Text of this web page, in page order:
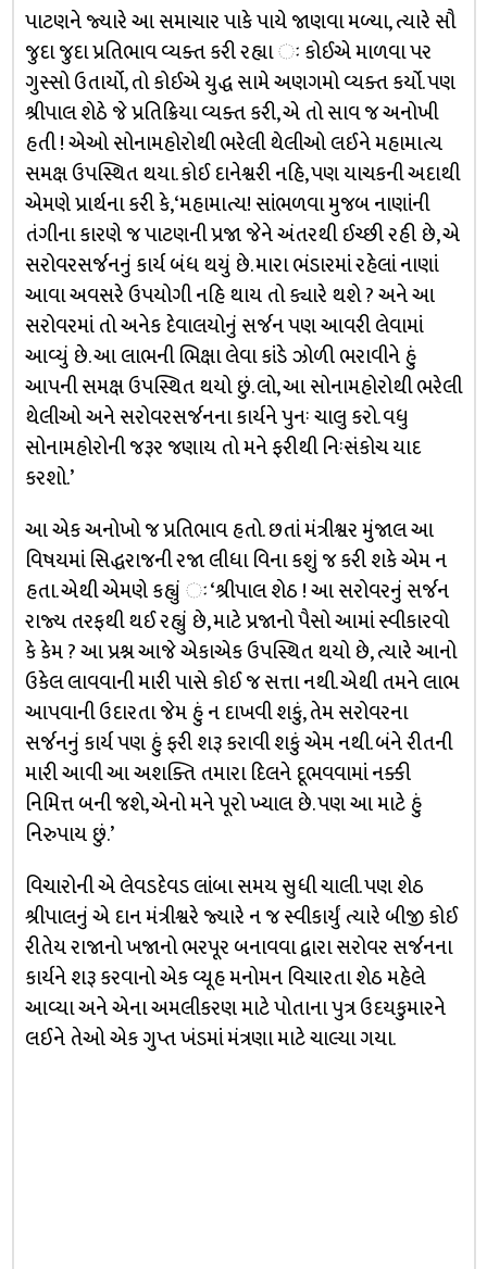
પાટણને જ્યારે આ સમાચાર પાકે પાયે જાણવા મળ્યા, ત્યારે સૌ
જુદા જુદા પ્રતિભાવ વ્યક્ત કરી રહ્યા ઃ કોઈએ માળવા પર
ગુસ્સો ઉતાર્યો, તો કોઈએ યુદ્ધ સામે અણગમો વ્યક્ત કર્યો. પણ
શ્રીપાલ શેઠે જે પ્રતિક્રિયા વ્યક્ત કરી, એ તો સાવ જ અનોખી
હતી ! એઓ સોનામહોરોથી ભરેલી થેલીઓ લઈને મહામાત્ય
સમક્ષ ઉપસ્થિત થયા. કોઈ દાનેશ્વરી નહિ, પણ યાચકની અદાથી
એમણે પ્રાર્થના કરી કે, ‘મહામાત્ય! સાંભળવા મુજબ નાણાંની
તંગીના કારણે જ પાટણની પ્રજા જેને અંતરથી ઈચ્છી રહી છે, એ
સરોવરસર્જનનું કાર્ય બંધ થયું છે. મારા ભંડારમાં રહેલાં નાણાં
આવા અવસરે ઉપયોગી નહિ થાય તો ક્યારે થશે ? અને આ
સરોવરમાં તો અનેક દેવાલયોનું સર્જન પણ આવરી લેવામાં
આવ્યું છે. આ લાભની ભિક્ષા લેવા કાંડે ઝોળી ભરાવીને હું
આપની સમક્ષ ઉપસ્થિત થયો છું. લો, આ સોનામહોરોથી ભરેલી
થેલીઓ અને સરોવરસર્જનના કાર્યને પુનઃ ચાલુ કરો. વધુ
સોનામહોરોની જરૂર જણાય તો મને ફરીથી નિઃસંકોચ યાદ
કરશો.’
આ એક અનોખો જ પ્રતિભાવ હતો. છતાં મંત્રીશ્વર મુંજાલ આ
વિષયમાં સિદ્ધરાજની રજા લીધા વિના કશું જ કરી શકે એમ ન
હતા. એથી એમણે કહ્યું ઃ ‘શ્રીપાલ શેઠ ! આ સરોવરનું સર્જન
રાજ્ય તરફથી થઈ રહ્યું છે, માટે પ્રજાનો પૈસો આમાં સ્વીકારવો
કે કેમ ? આ પ્રશ્ન આજે એકાએક ઉપસ્થિત થયો છે, ત્યારે આનો
ઉકેલ લાવવાની મારી પાસે કોઈ જ સત્તા નથી. એથી તમને લાભ
આપવાની ઉદારતા જેમ હું ન દાખવી શકું, તેમ સરોવરના
સર્જનનું કાર્ય પણ હું ફરી શરૂ કરાવી શકું એમ નથી. બંને રીતની
મારી આવી આ અશક્તિ તમારા દિલને દૂભવવામાં નક્કી
નિમિત્ત બની જશે, એનો મને પૂરો ખ્યાલ છે. પણ આ માટે હું
નિરુપાય છું.’
વિચારોની એ લેવડદેવડ લાંબા સમય સુધી ચાલી. પણ શેઠ
શ્રીપાલનું એ દાન મંત્રીશ્વરે જ્યારે ન જ સ્વીકાર્યું ત્યારે બીજી કોઈ
રીતેય રાજાનો ખજાનો ભરપૂર બનાવવા દ્વારા સરોવર સર્જનના
કાર્યને શરૂ કરવાનો એક વ્યૂહ મનોમન વિચારતા શેઠ મહેલે
આવ્યા અને એના અમલીકરણ માટે પોતાના પુત્ર ઉદયકુમારને
લઈને તેઓ એક ગુપ્ત ખંડમાં મંત્રણા માટે ચાલ્યા ગયા.